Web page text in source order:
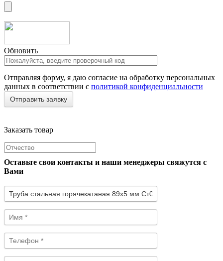
Обновить
Отправляя форму, я даю согласие на обработку персональных
данных в соответствии с политикой конфиденциальности
Заказать товар
Оставьте свои контакты и наши менеджеры свяжутся с
Вами